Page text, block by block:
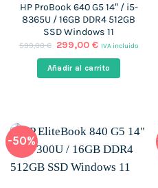
HP ProBook 640 G5 14″ / i5-
8365U / 16GB DDR4 512GB
SSD Windows 11
599,00€ El
original
era:
299,00€El
actual
es:
IVA incluido
Añadir al carrito
-50%